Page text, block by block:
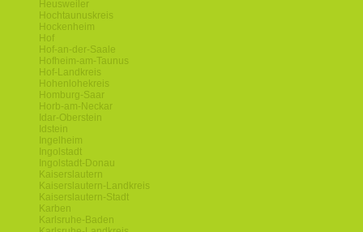
Heusweiler
Hochtaunuskreis
Hockenheim
Hof
Hof-an-der-Saale
Hofheim-am-Taunus
Hof-Landkreis
Hohenlohekreis
Homburg-Saar
Horb-am-Neckar
Idar-Oberstein
Idstein
Ingelheim
Ingolstadt
Ingolstadt-Donau
Kaiserslautern
Kaiserslautern-Landkreis
Kaiserslautern-Stadt
Karben
Karlsruhe-Baden